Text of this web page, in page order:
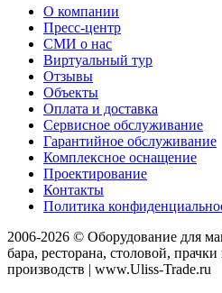
О компании
Пресс-центр
СМИ о нас
Виртуальный тур
Отзывы
Объекты
Оплата и доставка
Сервисное обслуживание
Гарантийное обслуживание
Комплексное оснащение
Проектирование
Контакты
Политика
2006-2026 © Оборудование для
бара, ресторана, столовой,
производств | www.Uliss-Trade.ru